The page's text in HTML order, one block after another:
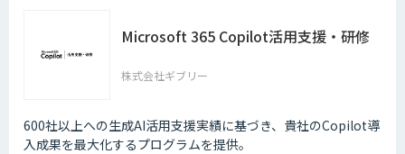
Microsoft 365 Copilot活用支援・研修
株式会社ギブリー
600社以上への生成AI活用支援実績に基づき、貴社のCopilot導
入成果を最大化するプログラムを提供。